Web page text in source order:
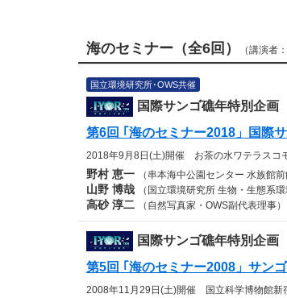
海のセミナー（全6回） （講演者
国立環境研究所･OWS共催
国際サンゴ礁年特別企画
第6回 ｢海のセミナー2018」国際
2018年9月8日(土)開催 お茶の水ワテラスコ
野村 恵一 （串本海中公園センター 水族館前
山野 博哉
（国立環境研究所 生物・生態系
高砂 淳二
（自然写真家・OWS副代表理事）
国際サンゴ礁年特別企画
第5回 ｢海のセミナー2008」サン
2008年11月29日(土)開催 国立科学博物館新